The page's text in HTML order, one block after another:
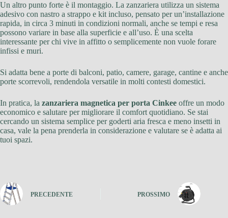
Un altro punto forte è il montaggio. La zanzariera utilizza un sistema
adesivo con nastro a strappo e kit incluso, pensato per un’installazione
rapida, in circa 3 minuti in condizioni normali, anche se tempi e resa
possono variare in base alla superficie e all’uso. È una scelta
interessante per chi vive in affitto o semplicemente non vuole forare
infissi e muri.
Si adatta bene a porte di balconi, patio, camere, garage, cantine e anche
porte scorrevoli, rendendola versatile in molti contesti domestici.
In pratica, la zanzariera magnetica per porta Cinkee offre un modo
economico e salutare per migliorare il comfort quotidiano. Se stai
cercando un sistema semplice per goderti aria fresca e meno insetti in
casa, vale la pena prenderla in considerazione e valutare se è adatta ai
tuoi spazi.
PRECEDENTE PROSSIMO